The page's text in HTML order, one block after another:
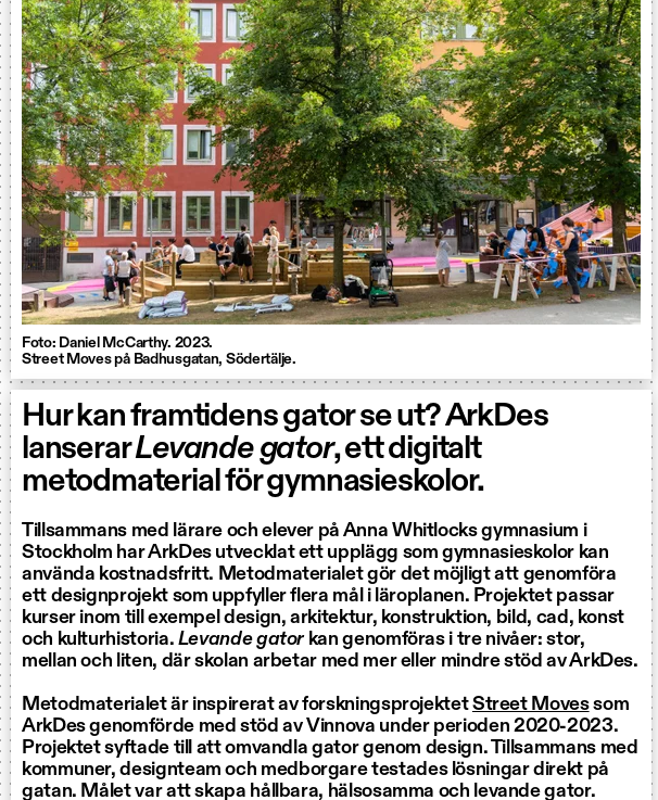
Foto: Daniel McCarthy. 2023.
Street Moves på Badhusgatan, Södertälje.
Hur kan framtidens gator se ut? ArkDes
lanserarLevande gator, ett digitalt
metodmaterial för gymnasieskolor.
Tillsammans med lärare och elever på Anna Whitlocks gymnasium i
Stockholm har ArkDes utvecklat ett upplägg som gymnasieskolor kan
använda kostnadsfritt. Metodmaterialet gör det möjligt att genomföra
ett designprojekt som uppfyller flera mål i läroplanen. Projektet passar
kurser inom till exempel design, arkitektur, konstruktion, bild, cad, konst
och kulturhistoria. Levande gatorkan genomföras i tre nivåer: stor,
mellan och liten, där skolan arbetar med mer eller mindre stöd av ArkDes.
Metodmaterialet är inspirerat av forskningsprojektetStreet Movessom
ArkDes genomförde med stöd av Vinnova under perioden 2020-2023.
Projektet syftade till att omvandla gator genom design. Tillsammans med
kommuner, designteam och medborgare testades lösningar direkt på
gatan. Målet var att skapa hållbara, hälsosamma och levande gator.